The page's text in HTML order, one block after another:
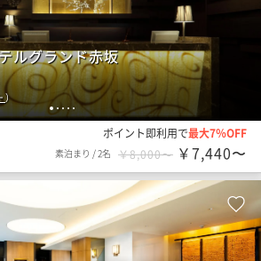
1 2 3 4 5
ルグランド赤坂
）
ポイント即利用で最大7％OFF
素泊まり /2名 ￥8,000〜 ￥7,440〜